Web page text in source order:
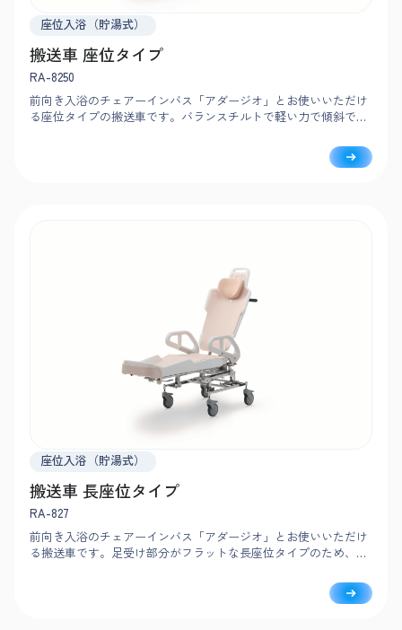
座位入浴（貯湯式）
搬送車 座位タイプ
RA-8250
前向き入浴のチェアーインバス「アダージオ」とお使いいただけ
る座位タイプの搬送車です。バランスチルトで軽い力で傾斜で
座位入浴（貯湯式）
搬送車 長座位タイプ
RA-827
前向き入浴のチェアーインバス「アダージオ」とお使いいただけ
る搬送車です。足受け部分がフラットな長座位タイプのため、寝